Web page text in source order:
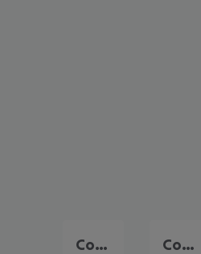
Corralejo Costa Calma